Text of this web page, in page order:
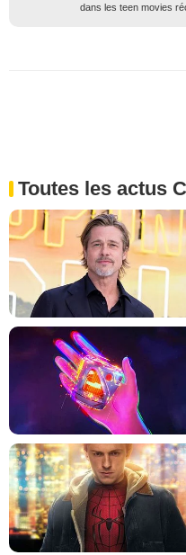
dans les teen movies
Toutes les actus